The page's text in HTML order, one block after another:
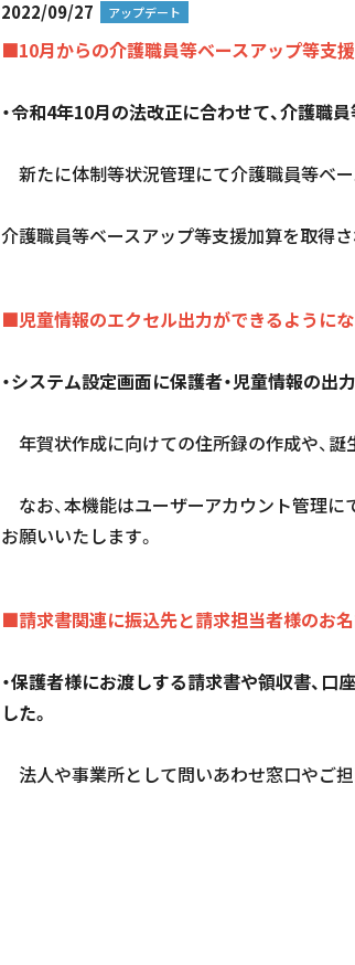
2022/09/27 アップデート
■10月からの介護職員等ベースアップ等支
・令和4年10月の法改正に合わせて、介護職
新たに体制等状況管理にて介護職員等ベ
介護職員等ベースアップ等支援加算を取得
■児童情報のエクセル出力ができるように
・システム設定画面に保護者・児童情報の出
年賀状作成に向けての住所録の作成や、
なお、本機能はユーザーアカウント管理
お願いいたします。
■請求書関連に振込先と請求担当者様のお
・保護者様にお渡しする請求書や領収書、
した。
法人や事業所として問いあわせ窓口やご